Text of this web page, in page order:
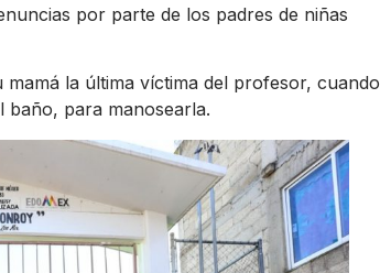
por parte de los padres de niñas
mamá la última víctima del profesor, cuando
para manosearla.